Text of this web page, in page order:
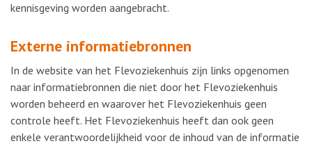
kennisgeving worden aangebracht.
Externe informatiebronnen
In de website van het Flevoziekenhuis zijn links opgenomen
naar informatiebronnen die niet door het Flevoziekenhuis
worden beheerd en waarover het Flevoziekenhuis geen
controle heeft. Het Flevoziekenhuis heeft dan ook geen
enkele verantwoordelijkheid voor de inhoud van de informatie